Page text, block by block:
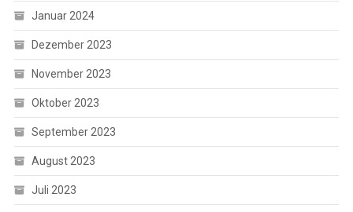
Januar 2024
Dezember 2023
November 2023
Oktober 2023
September 2023
August 2023
Juli 2023